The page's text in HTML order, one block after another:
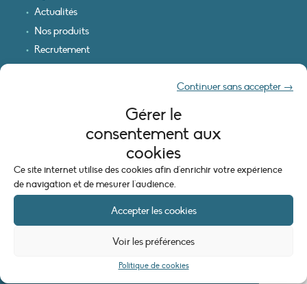
Gérer le
consentement aux
cookies
Ce site internet utilise des cookies afin d'enrichir votre expérience
de navigation et de mesurer l'audience.
Accepter les cookies
Continuer sans accepter →
Voir les préférences
Politique de cookies
Actualités
Nos produits
Recrutement
INFORMATIONS LÉGALES
Mentions légales
Politique de cookies (UE)